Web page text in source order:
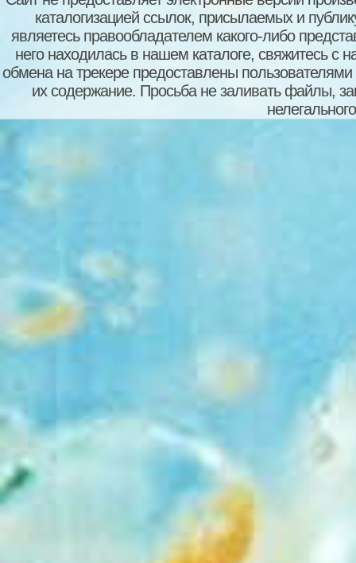
каталогизацией ссылок, присылаемых и
являетесь правообладателем какого-либо
него находилась в нашем каталоге, свяжитесь
обмена на трекере предоставлены пользователями
их содержание. Просьба не заливать файлы,